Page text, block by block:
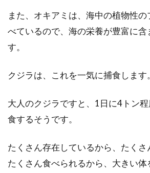
また、オキアミは、海中の植物性
べているので、海の栄養が豊富に
す。
クジラは、これを一気に捕食します。
大人のクジラですと、1日に4トン
食するそうです。
たくさん存在しているから、たくさ
たくさん食べられるから、大きい体